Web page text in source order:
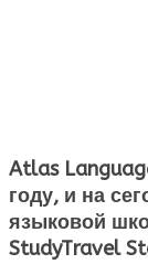
Atlas
году, и на
языковой
StudyTravel